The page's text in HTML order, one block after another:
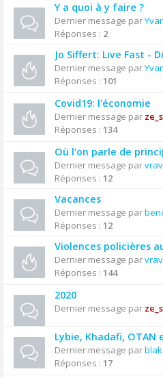
Y a quoi à y faire ?
Dernier message par
Réponses : 2
Jo Siffert: Live Fast -
Dernier message par
Réponses : 101
Covid19: l'économie
Dernier message par
Réponses : 134
Où l'on parle de
Dernier message par
Réponses : 12
Vacances
Dernier message par
Réponses : 12
Violences policières
Dernier message par
Réponses : 144
2020
Dernier message par
Lybie, Khadafi, OTAN
Dernier message par
Réponses : 17